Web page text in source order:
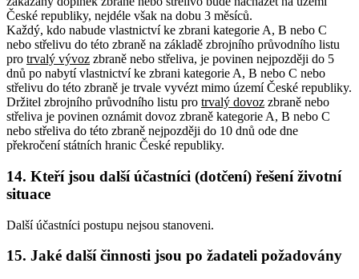
České republiky, nejdéle však na dobu 3 měsíců.
Každý, kdo nabude vlastnictví ke zbrani kategorie A, B nebo C
nebo střelivu do této zbraně na základě zbrojního průvodního listu
pro trvalý vývoz zbraně nebo střeliva, je povinen nejpozději do 5
dnů po nabytí vlastnictví ke zbrani kategorie A, B nebo C nebo
střelivu do této zbraně je trvale vyvézt mimo území České republiky.
Držitel zbrojního průvodního listu pro trvalý dovoz zbraně nebo
střeliva je povinen oznámit dovoz zbraně kategorie A, B nebo C
nebo střeliva do této zbraně nejpozději do 10 dnů ode dne
překročení státních hranic České republiky.
14. Kteří jsou další účastníci (dotčení) řešení životní
situace
Další účastníci postupu nejsou stanoveni.
15. Jaké další činnosti jsou po žadateli požadovány